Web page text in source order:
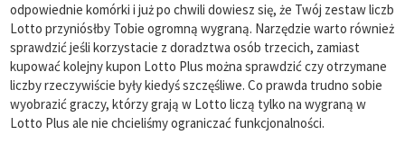
odpowiednie komórki i już po chwili dowiesz się, że Twój zestaw liczb
Lotto przyniósłby Tobie ogromną wygraną. Narzędzie warto również
sprawdzić jeśli korzystacie z doradztwa osób trzecich, zamiast
kupować kolejny kupon Lotto Plus można sprawdzić czy otrzymane
liczby rzeczywiście były kiedyś szczęśliwe. Co prawda trudno sobie
wyobrazić graczy, którzy grają w Lotto liczą tylko na wygraną w
Lotto Plus ale nie chcieliśmy ograniczać funkcjonalności.